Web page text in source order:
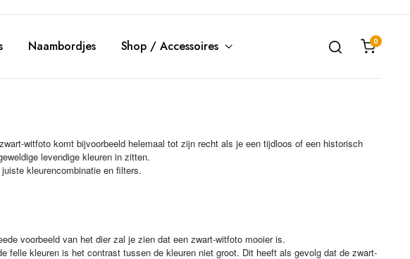
Naambordjes Shop / Accessoires 0
witfoto komt bijvoorbeeld helemaal tot zijn recht als je een tijdloos of een historisch
levendige kleuren in zitten.
kleurencombinatie en filters.
voorbeeld van het dier zal je zien dat een zwart-witfoto mooier is.
kleuren is het contrast tussen de kleuren niet groot. Dit heeft als gevolg dat de zwart-